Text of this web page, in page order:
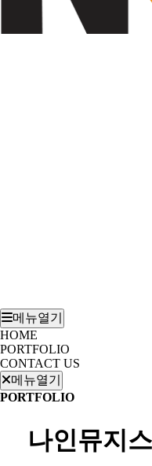
메뉴열기
HOME
PORTFOLIO
CONTACT US
메뉴열기
PORTFOLIO
나인뮤지